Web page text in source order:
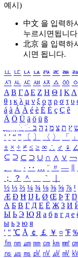
예시)
中文 을 입력하
누르시면됩니
北京 을 입력하
시면 됩니다.
ㅥ ㅦ ㅧ ㅨ ㅩ ㅪ ㅫ ㅬ
ㅺ ㅻ ㅼ ㅽ ㅾ ㅿ ㆀ ㆁ
Α Β ΓΔ Ε Ζ Η Θ Ι ΚΛ
θ ι κ λ μ ν ξ ο π ρ σ τ υ
á à Á À é è É È ç Ç ê
Ä Ö Ü ä ö ü ß
ִֶֹ ֻּ ׁׂ ץ ת צ מ נ ה ב
‘ ’ “ ” 〔 〕 〈 〉 「 」
± × ÷ ≠ ≤ ≥ ∞ ∴ ♂ ♀ ∠
⊆ ⊇ ⊂ ⊃ ∪ ∩ ∧ ∨ ￢
、
。 · ‥ … ¨ 〃 ―
；
？ ＾ ｀
½ ⅓ ⅔ ¼ ¾ ⅛ ⅜ ⅝ ⅞ ¹
Æ Ð Ħ Ĳ Ł Ø Œ Þ Ŧ Ŋ
А Б В Г Д Е Ё Ж З И
Ы Ь Э Ю Я а б в г д е
ы ь э ю я
′ ″ ℃ Å ￠ ￡ ￥ ¤ ℉
㎙ ㎚ ㎛ ㎜ ㎝ ㎞ ㎟
㎱ ㎲ ㎳ ㎴ ㎵ ㎶ ㎷ ㎸